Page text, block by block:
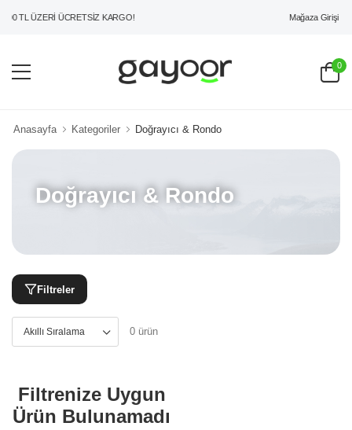
TL ÜZERİ ÜCRETSİZ KARGO! Mağaza Girişi
0
Anasayfa Kategoriler Doğrayıcı & Rondo
Doğrayıcı & Rondo
Filtreler
0 ürün